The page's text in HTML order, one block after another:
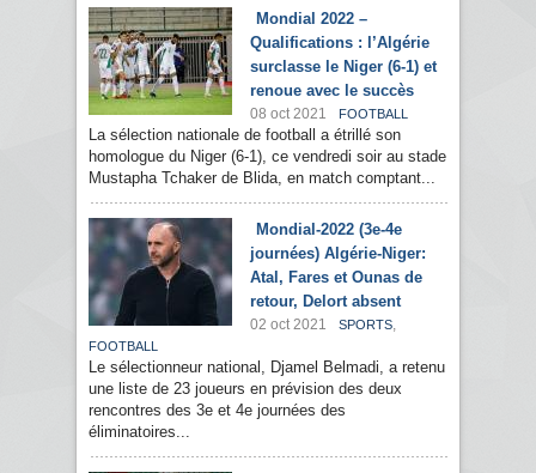
Mondial 2022 –
Qualifications : l’Algérie
surclasse le Niger (6-1) et
renoue avec le succès
08 oct 2021 FOOTBALL
La sélection nationale de football a étrillé son
homologue du Niger (6-1), ce vendredi soir au stade
Mustapha Tchaker de Blida, en match comptant...
Mondial-2022 (3e-4e
journées) Algérie-Niger:
Atal, Fares et Ounas de
retour, Delort absent
02 oct 2021 SPORTS,
FOOTBALL
Le sélectionneur national, Djamel Belmadi, a retenu
une liste de 23 joueurs en prévision des deux
rencontres des 3e et 4e journées des
éliminatoires...